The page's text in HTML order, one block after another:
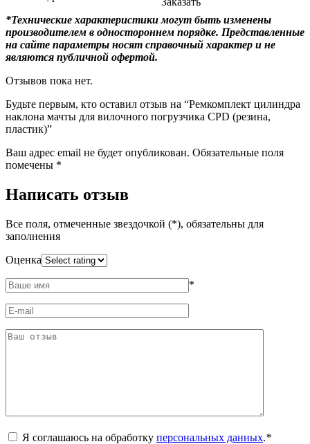
*Технические характеристики могут быть изменены
производителем в одностороннем порядке. Представленные
на сайте параметры носят справочный характер и не
являются публичной офертой.
Отзывов пока нет.
Будьте первым, кто оставил отзыв на “Ремкомплект цилиндра
наклона мачты для вилочного погрузчика CPD (резина,
пластик)”
Ваш адрес email не будет опубликован. Обязательные поля
помечены *
Написать отзыв
Все поля, отмеченные звездочкой (*), обязательны для
заполнения
Оценка
*
Я соглашаюсь на обработку персональных данных.*